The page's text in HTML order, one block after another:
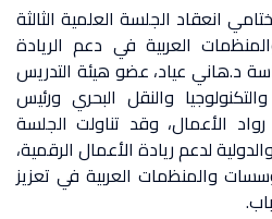
انعقاد الجلسة العلمية الثالثة
العربية في دعم الريادة
د.هاني عياد، عضو هيئة التدريس
والنقل البحري ورئيس
الأعمال، وقد تناولت الجلسة
لدعم ريادة الأعمال الرقمية،
والمنظمات العربية في تعزيز